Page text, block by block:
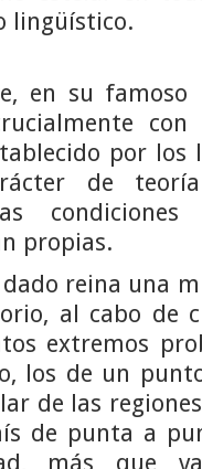
lingüístico.
en su
con
por los
de teoría
condiciones
propias.
reina una
al cabo de
extremos
los de un
de las
de punta a
más que